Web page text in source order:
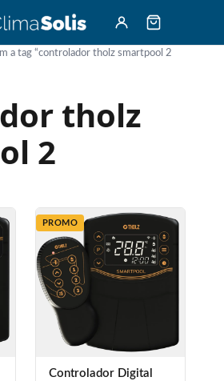
a tag “controlador tholz smartpool 2
tholz
2
PROMO
Controlador Digital